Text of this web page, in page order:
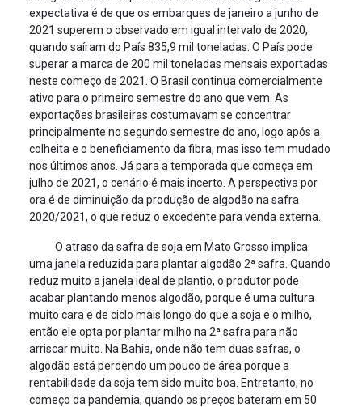
expectativa é de que os embarques de janeiro a junho de
2021 superem o observado em igual intervalo de 2020,
quando saíram do País 835,9 mil toneladas. O País pode
superar a marca de 200 mil toneladas mensais exportadas
neste começo de 2021. O Brasil continua comercialmente
ativo para o primeiro semestre do ano que vem. As
exportações brasileiras costumavam se concentrar
principalmente no segundo semestre do ano, logo após a
colheita e o beneficiamento da fibra, mas isso tem mudado
nos últimos anos. Já para a temporada que começa em
julho de 2021, o cenário é mais incerto. A perspectiva por
ora é de diminuição da produção de algodão na safra
2020/2021, o que reduz o excedente para venda externa.
O atraso da safra de soja em Mato Grosso implica
uma janela reduzida para plantar algodão 2ª safra. Quando
reduz muito a janela ideal de plantio, o produtor pode
acabar plantando menos algodão, porque é uma cultura
muito cara e de ciclo mais longo do que a soja e o milho,
então ele opta por plantar milho na 2ª safra para não
arriscar muito. Na Bahia, onde não tem duas safras, o
algodão está perdendo um pouco de área porque a
rentabilidade da soja tem sido muito boa. Entretanto, no
começo da pandemia, quando os preços bateram em 50